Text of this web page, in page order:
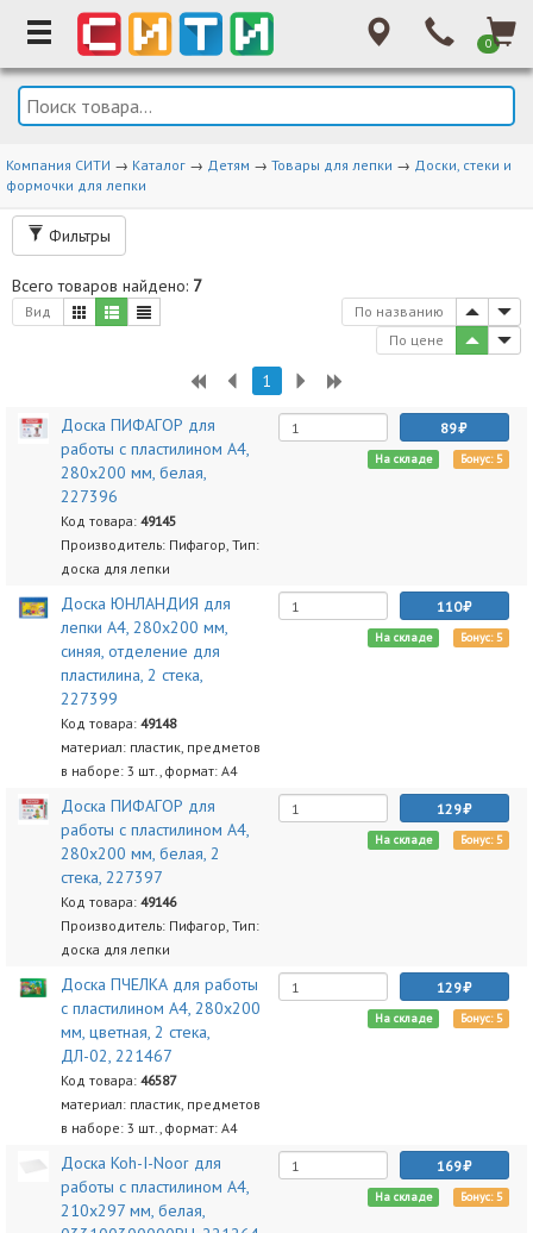
0
Компания СИТИ → Каталог → Детям → Товары для лепки → Доски, стеки и
формочки для лепки
Фильтры
Всего товаров найдено: 7
Вид
По названию
По цене
1
Доска ПИФАГОР для
работы с пластилином А4,
280х200 мм, белая,
227396
Код товара: 49145
Производитель: Пифагор, Тип:
доска для лепки
89
На складе Бонус: 5
Доска ЮНЛАНДИЯ для
лепки А4, 280х200 мм,
синяя, отделение для
пластилина, 2 стека,
227399
Код товара: 49148
материал: пластик, предметов
в наборе: 3 шт., формат: A4
110
На складе Бонус: 5
Доска ПИФАГОР для
работы с пластилином А4,
280х200 мм, белая, 2
стека, 227397
Код товара: 49146
Производитель: Пифагор, Тип:
доска для лепки
129
На складе Бонус: 5
Доска ПЧЕЛКА для работы
с пластилином А4, 280х200
мм, цветная, 2 стека,
ДЛ-02, 221467
Код товара: 46587
материал: пластик, предметов
в наборе: 3 шт., формат: A4
129
На складе Бонус: 5
Доска Koh-I-Noor для
работы с пластилином А4,
210х297 мм, белая,
169
На складе Бонус: 5